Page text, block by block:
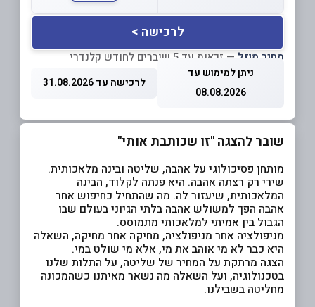
לרכישה >
מחיר מוזל — זכאות עד 5 שוברים לחודש קלנדרי
ניתן למימוש עד
08.08.2026
לרכישה עד 31.08.2026
שובר להצגה "זו שכותבת אותי"
מותחן פסיכולוגי על אהבה, שליטה ובינה מלאכותית.
שירי רק רצתה אהבה. היא פנתה לקלוד, הבינה
המלאכותית, שיעזור לה. מה שהתחיל כחיפוש אחר
אהבה הפך למשולש אהבה בלתי הגיוני בעולם שבו
הגבול בין אמיתי למלאכותי מתמוסס.
מניפולציה אחר מניפולציה, מחיקה אחר מחיקה, השאלה
היא כבר לא מי אוהב את מי, אלא מי שולט במי.
הצגה מרתקת על המחיר של שליטה, על התלות שלנו
בטכנולוגיה, ועל השאלה מה נשאר מאיתנו כשהמכונה
מחליטה בשבילנו.